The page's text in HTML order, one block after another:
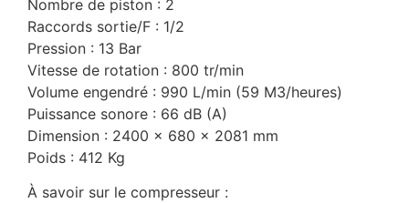
Nombre de piston : 2
Raccords sortie/F : 1/2
Pression : 13 Bar
Vitesse de rotation : 800 tr/min
Volume engendré : 990 L/min (59 M3/heures)
Puissance sonore : 66 dB (A)
Dimension : 2400 x 680 x 2081 mm
Poids : 412 Kg
À savoir sur le compresseur :